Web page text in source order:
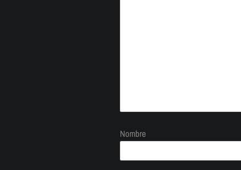
Nombre